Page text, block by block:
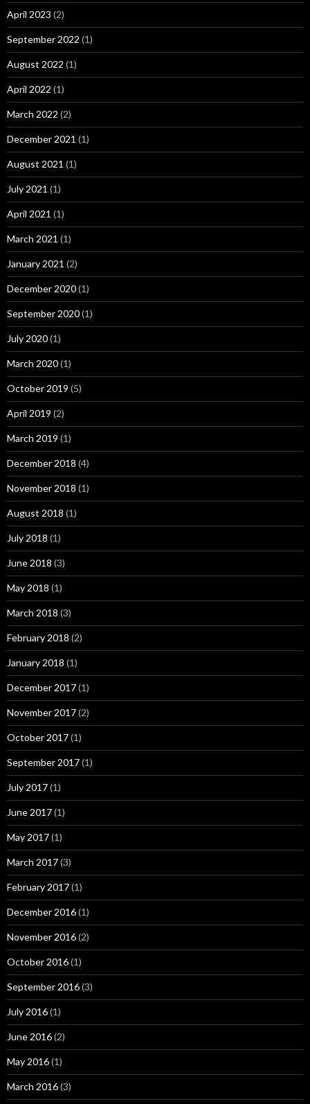
April 2023 (2)
September 2022 (1)
August 2022 (1)
April 2022 (1)
March 2022 (2)
December 2021 (1)
August 2021 (1)
July 2021 (1)
April 2021 (1)
March 2021 (1)
January 2021 (2)
December 2020(1)
September 2020(1)
July 2020(1)
March 2020(1)
October 2019 (5)
April 2019 (2)
March 2019 (1)
December 2018 (4)
November 2018 (1)
August 2018 (1)
July 2018 (1)
June 2018 (3)
May 2018 (1)
March 2018 (3)
February 2018 (2)
January 2018 (1)
December 2017(1)
November 2017(2)
October 2017(1)
September 2017(1)
July 2017(1)
June 2017(1)
May 2017(1)
March 2017(3)
February 2017(1)
December 2016(1)
November 2016(2)
October 2016(1)
September 2016(3)
July 2016(1)
June 2016(2)
May 2016(1)
March 2016(3)